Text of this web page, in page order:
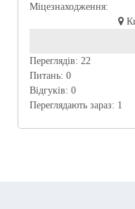
Міцезнаходження:
Переглядів: 22
Питань: 0
Відгуків: 0
Переглядають зараз: 1